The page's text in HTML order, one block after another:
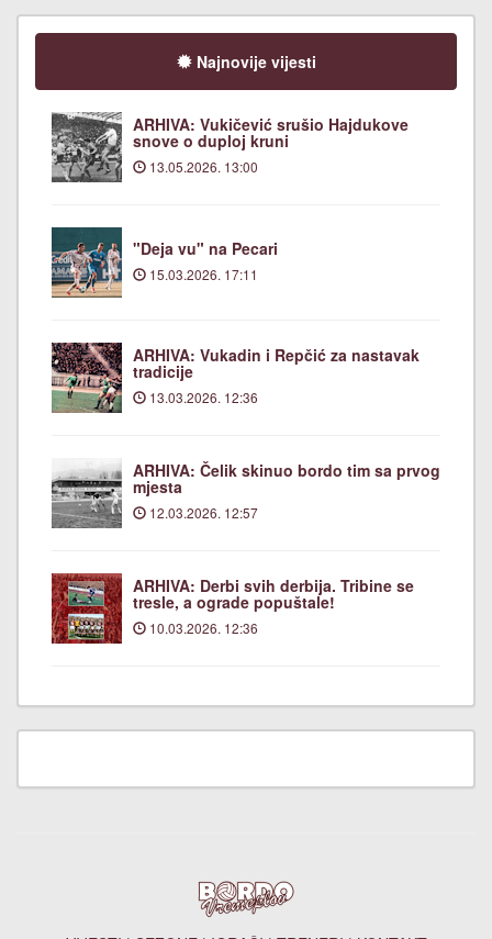
Najnovije vijesti
ARHIVA: Vukičević srušio Hajdukove
snove o duploj kruni
13.05.2026. 13:00
"Deja vu" na Pecari
15.03.2026. 17:11
ARHIVA: Vukadin i Repčić za nastavak
tradicije
13.03.2026. 12:36
ARHIVA: Čelik skinuo bordo tim sa prvog
mjesta
12.03.2026. 12:57
ARHIVA: Derbi svih derbija. Tribine se
tresle, a ograde popuštale!
10.03.2026. 12:36